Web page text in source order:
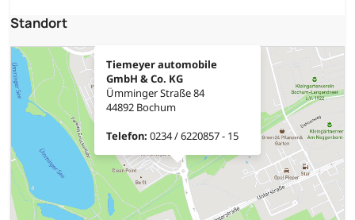
Standort
Tiemeyer automobile
GmbH & Co. KG
Ümminger Straße 84
44892 Bochum
Telefon: 0234 / 6220857 - 15